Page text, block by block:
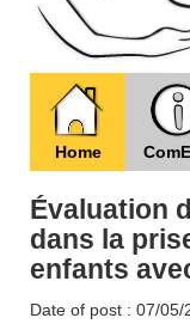
Home
Évaluation
dans la
enfants
Date of post : 07/05/